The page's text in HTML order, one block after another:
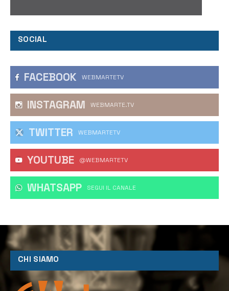
SOCIAL
FACEBOOK WEBMARTETV
INSTAGRAM WEBMARTE.TV
TWITTER WEBMARTETV
YOUTUBE @WEBMARTETV
WHATSAPP ‎SEGUI IL CANALE
CHI SIAMO